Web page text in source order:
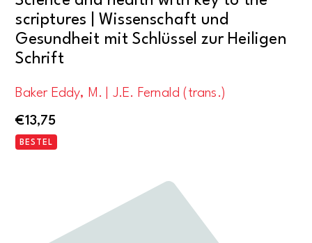
scriptures | Wissenschaft und
Gesundheit mit Schlüssel zur Heiligen
Schrift
Baker Eddy, M. | J.E. Fernald (trans.)
€13,75
BESTEL